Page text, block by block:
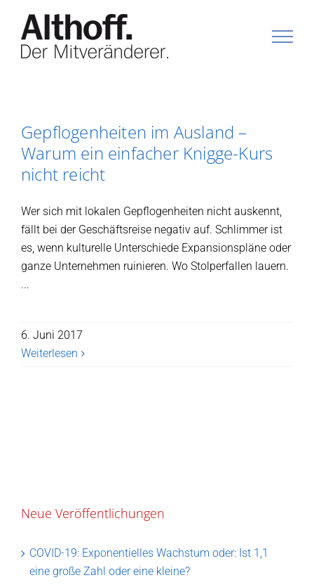
Inhalt
springen
Gepflogenheiten im Ausland –
Warum ein einfacher Knigge-Kurs
nicht reicht
Wer sich mit lokalen Gepflogenheiten nicht auskennt,
fällt bei der Geschäftsreise negativ auf. Schlimmer ist
es, wenn kulturelle Unterschiede Expansionspläne oder
ganze Unternehmen ruinieren. Wo Stolperfallen lauern.
...
6. Juni 2017
Weiterlesen
Neue Veröffentlichungen
COVID-19: Exponentielles Wachstum oder: Ist 1,1
eine große Zahl oder eine kleine?